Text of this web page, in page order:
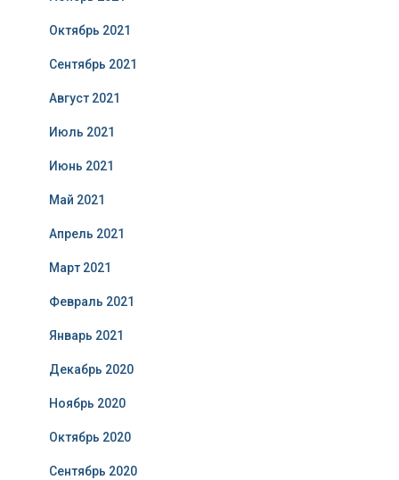
Октябрь 2021
Сентябрь 2021
Август 2021
Июль 2021
Июнь 2021
Май 2021
Апрель 2021
Март 2021
Февраль 2021
Январь 2021
Декабрь 2020
Ноябрь 2020
Октябрь 2020
Сентябрь 2020